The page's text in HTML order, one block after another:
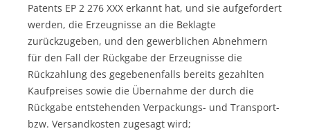
Patents EP 2 276 XXX erkannt hat, und sie aufgefordert
werden, die Erzeugnisse an die Beklagte
zurückzugeben, und den gewerblichen Abnehmern
für den Fall der Rückgabe der Erzeugnisse die
Rückzahlung des gegebenenfalls bereits gezahlten
Kaufpreises sowie die Übernahme der durch die
Rückgabe entstehenden Verpackungs- und Transport-
bzw. Versandkosten zugesagt wird;